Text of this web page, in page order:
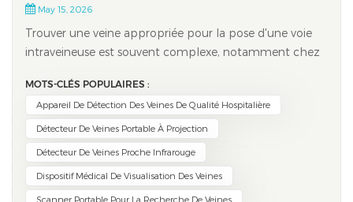
May 15, 2026
Trouver une veine appropriée pour la pose d'une voie
intraveineuse est souvent complexe, notamment chez
Jusqu'à 30 % des patients subissent un échec de la
première tentative de pose, et environ 20 % peuvent
nécessiter plusieurs tentatives. Ce...
MOTS-CLÉS POPULAIRES :
Appareil De Détection Des Veines De Qualité Hospitalière
Détecteur De Veines Portable À Projection
Détecteur De Veines Proche Infrarouge
Dispositif Médical De Visualisation Des Veines
Scanner Portable Pour La Recherche De Veines